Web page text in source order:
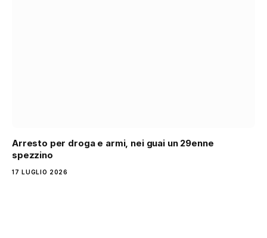
Arresto per droga e armi, nei guai un 29enne
spezzino
17 LUGLIO 2026